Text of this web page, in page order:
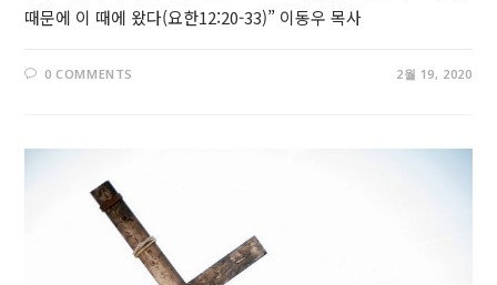
때문에 이 때에 왔다(요한12:20-33)” 이동우 목사
0 COMMENTS 2월 19, 2020